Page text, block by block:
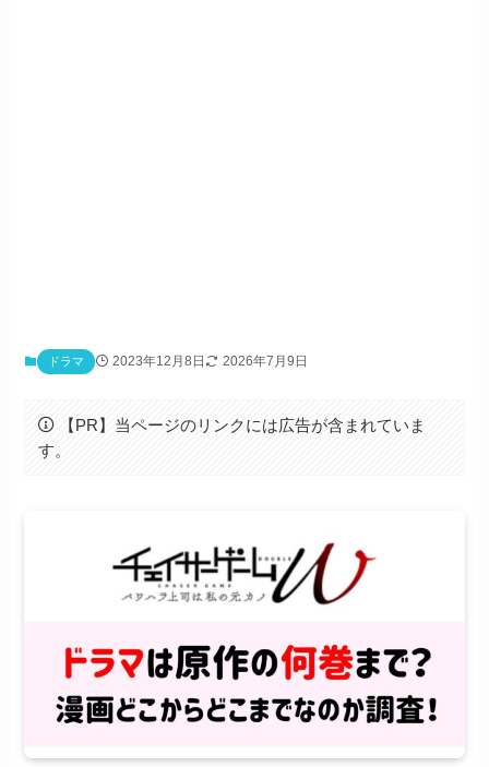
ドラマ 2023年12月8日 2026年7月9日
【PR】当ページのリンクには広告が含まれていま
す。